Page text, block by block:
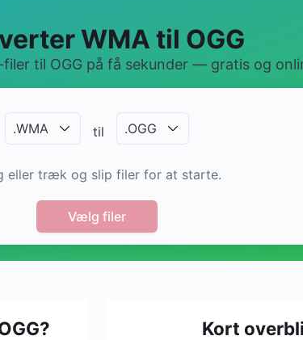
WMA til OGG
filer til OGG på få sekunder — gratis og
.WMA til .OGG
eller træk og slip filer for at starte.
Vælg filer
Kort